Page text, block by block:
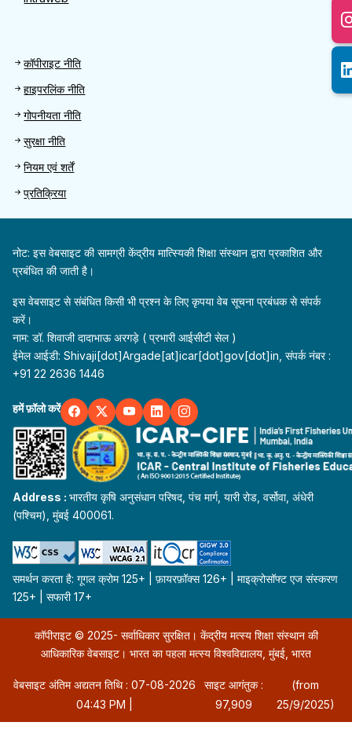
Footer 2
कॉपीराइट नीति
हाइपरलिंक नीति
गोपनीयता नीति
सुरक्षा नीति
नियम एवं शर्तें
प्रतिक्रिया
नोट: इस वेबसाइट की सामग्री केंद्रीय मात्स्यिकी शिक्षा संस्थान द्वारा प्रकाशित और
प्रबंधित की जाती है।
इस वेबसाइट से संबंधित किसी भी प्रश्न के लिए कृपया वेब सूचना प्रबंधक से संपर्क
करें।
नाम: डॉ. शिवाजी दादाभाऊ अरगड़े ( प्रभारी आईसीटी सेल )
ईमेल आईडी: Shivaji[dot]Argade[at]icar[dot]gov[dot]in, संपर्क नंबर :
+91 22 2636 1446
हमें फ़ॉलो करें
Address :भारतीय कृषि अनुसंधान परिषद, पंच मार्ग, यारी रोड, वर्सोवा, अंधेरी
(पश्चिम), मुंबई 400061.
समर्थन करता है: गूगल क्रोम 125+ | फ़ायरफ़ॉक्स 126+ | माइक्रोसॉफ्ट एज संस्करण
125+ | सफारी 17+
कॉपीराइट © 2025- सर्वाधिकार सुरक्षित। केंद्रीय मत्स्य शिक्षा संस्थान की
आधिकारिक वेबसाइट। भारत का पहला मत्स्य विश्वविद्यालय, मुंबई, भारत
वेबसाइट अंतिम अद्यतन तिथि : 07-08-2026
04:43 PM |
साइट आगंतुक :
97,909
(from
25/9/2025)